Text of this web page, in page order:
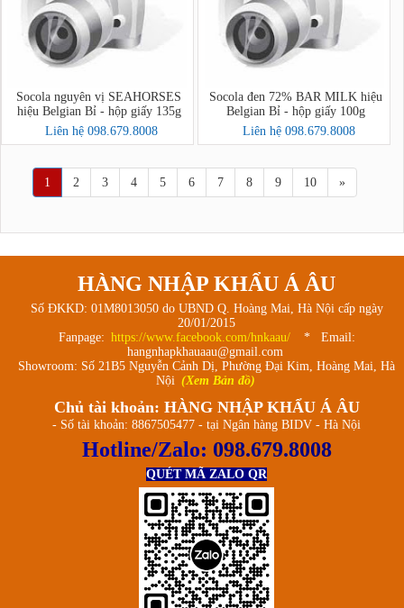
Socola nguyên vị SEAHORSES
hiệu Belgian Bỉ - hộp giấy 135g
Liên hệ 098.679.8008
Socola đen 72% BAR MILK hiệu
Belgian Bỉ - hộp giấy 100g
Liên hệ 098.679.8008
1 2 3 4 5 6 7 8 9 10 »
HÀNG NHẬP KHẨU Á ÂU
Số ĐKKD: 01M8013050 do UBND Q. Hoàng Mai, Hà Nội cấp ngày
20/01/2015
Fanpage: https://www.facebook.com/hnkaau/
* Email:
hangnhapkhauaau@gmail.com
Showroom: Số 21B5 Nguyễn Cảnh Dị, Phường Đại Kim, Hoàng Mai, Hà
Nội (Xem Bản đồ)
Chủ tài khoản: HÀNG NHẬP KHẨU Á ÂU
- Số tài khoản: 8867505477 - tại Ngân hàng BIDV - Hà Nội
Hotline/Zalo: 098.679.8008
QUÉT MÃ ZALO QR